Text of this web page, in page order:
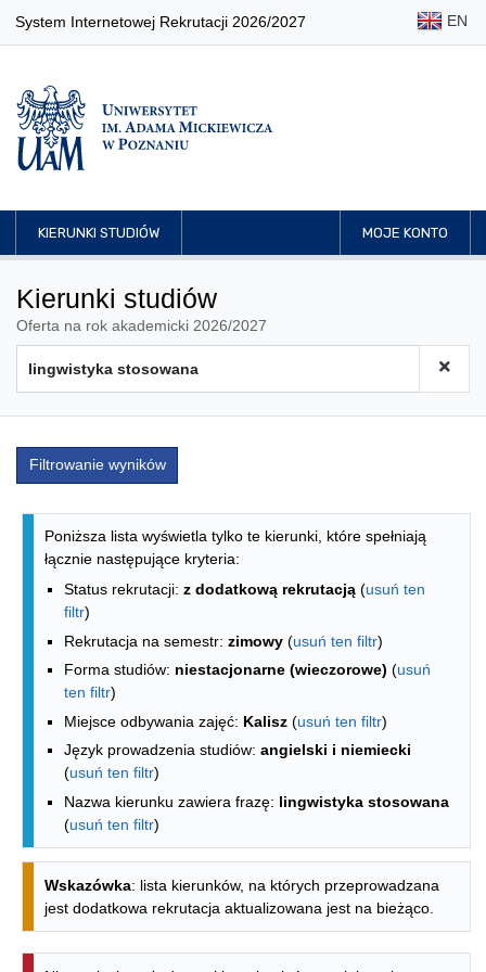
System Internetowej Rekrutacji 2026/2027 EN
KIERUNKI STUDIÓW MOJE KONTO
Kierunki studiów
Oferta na rok akademicki 2026/2027
Filtrowanie wyników
Lista kierunków - indeks alfabetyczny
Poniższa lista wyświetla tylko te kierunki, które spełniają
łącznie następujące kryteria:
Status rekrutacji: z dodatkową rekrutacją (usuń ten
filtr)
Rekrutacja na semestr: zimowy (usuń ten filtr)
Forma studiów: niestacjonarne (wieczorowe) (usuń
ten filtr)
Miejsce odbywania zajęć: Kalisz (usuń ten filtr)
Język prowadzenia studiów: angielski i niemiecki
(usuń ten filtr)
Nazwa kierunku zawiera frazę: lingwistyka stosowana
(usuń ten filtr)
Wskazówka: lista kierunków, na których przeprowadzana
jest dodatkowa rekrutacja aktualizowana jest na bieżąco.